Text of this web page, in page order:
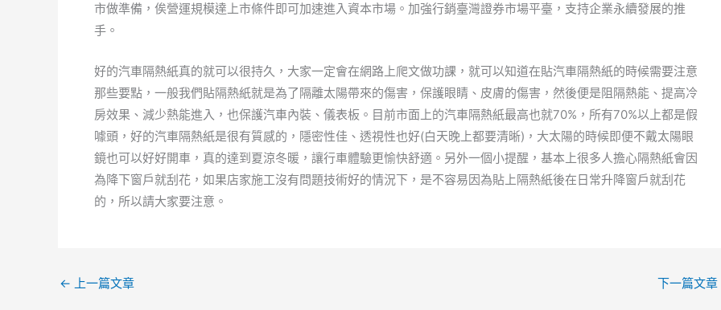
市做準備，俟營運規模達上市條件即可加速進入資本市場。加強行銷臺灣證券市場平臺，支持企業永續發展的推
手。
好的汽車隔熱紙真的就可以很持久，大家一定會在網路上爬文做功課，就可以知道在貼汽車隔熱紙的時候需要注意
那些要點，一般我們貼隔熱紙就是為了隔離太陽帶來的傷害，保護眼睛、皮膚的傷害，然後便是阻隔熱能、提高冷
房效果、減少熱能進入，也保護汽車內裝、儀表板。目前市面上的汽車隔熱紙最高也就70%，所有70%以上都是假
噱頭，好的汽車隔熱紙是很有質感的，隱密性佳、透視性也好(白天晚上都要清晰)，大太陽的時候即便不戴太陽眼
鏡也可以好好開車，真的達到夏涼冬暖，讓行車體驗更愉快舒適。另外一個小提醒，基本上很多人擔心隔熱紙會因
為降下窗戶就刮花，如果店家施工沒有問題技術好的情況下，是不容易因為貼上隔熱紙後在日常升降窗戶就刮花
的，所以請大家要注意。
← 上一篇文章 下一篇文章